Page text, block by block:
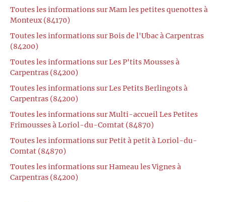
Toutes les informations sur Mam les petites quenottes à
Monteux (84170)
Toutes les informations sur Bois de l'Ubac à Carpentras
(84200)
Toutes les informations sur Les P'tits Mousses à
Carpentras (84200)
Toutes les informations sur Les Petits Berlingots à
Carpentras (84200)
Toutes les informations sur Multi-accueil Les Petites
Frimousses à Loriol-du-Comtat (84870)
Toutes les informations sur Petit à petit à Loriol-du-
Comtat (84870)
Toutes les informations sur Hameau les Vignes à
Carpentras (84200)